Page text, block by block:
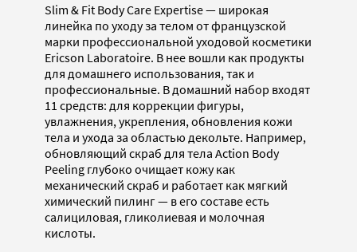
Slim & Fit Body Care Expertise — широкая
линейка по уходу за телом от французской
марки профессиональной уходовой косметики
Ericson Laboratoire. В нее вошли как продукты
для домашнего использования, так и
профессиональные. В домашний набор входят
11 средств: для коррекции фигуры,
увлажнения, укрепления, обновления кожи
тела и ухода за областью декольте. Например,
обновляющий скраб для тела Action Body
Peeling глубоко очищает кожу как
механический скраб и работает как мягкий
химический пилинг — в его составе есть
салициловая, гликолиевая и молочная
кислоты.